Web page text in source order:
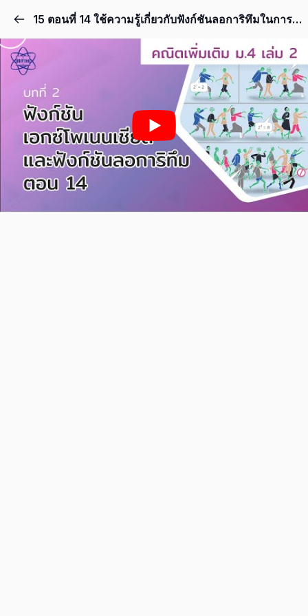
15 ตอนที่ 14 ใช้ความรู้เกี่ยวกับฟังก์ชันลอการิทึมในการหาเซตคำตอบของสมการเอกซ์โพเนนเชียล